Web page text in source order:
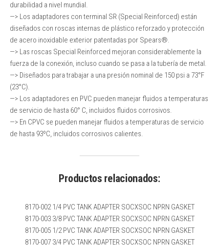
durabilidad a nivel mundial.
—> Los adaptadores con terminal SR (Special Reinforced) están
diseñados con roscas internas de plástico reforzado y protección
de acero inoxidable exterior patentadas por Spears®.
—> Las roscas Special Reinforced mejoran considerablemente la
fuerza de la conexión, incluso cuando se pasa a la tubería de metal.
—> Diseñados para trabajar a una presión nominal de 150 psi a 73°F
(23°C).
—> Los adaptadores en PVC pueden manejar fluidos a temperaturas
de servicio de hasta 60° C, incluidos fluidos corrosivos.
—> En CPVC se pueden manejar fluidos a temperaturas de servicio
de hasta 93ºC, incluidos corrosivos calientes.
Productos relacionados:
8170-002 1/4 PVC TANK ADAPTER SOCXSOC NPRN GASKET
8170-003 3/8 PVC TANK ADAPTER SOCXSOC NPRN GASKET
8170-005 1/2 PVC TANK ADAPTER SOCXSOC NPRN GASKET
8170-007 3/4 PVC TANK ADAPTER SOCXSOC NPRN GASKET